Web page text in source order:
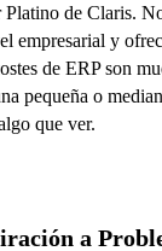
Platino de Claris.
empresarial y
de ERP son
pequeña o
que ver.
a